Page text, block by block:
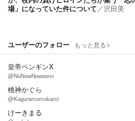
場」になっていた件について／沢田美
ユーザーのフォロー もっと見る
皇帝ペンギンX
@NoNowNowoonn
桃神かぐら
@Kaguramomokami
けーきまる